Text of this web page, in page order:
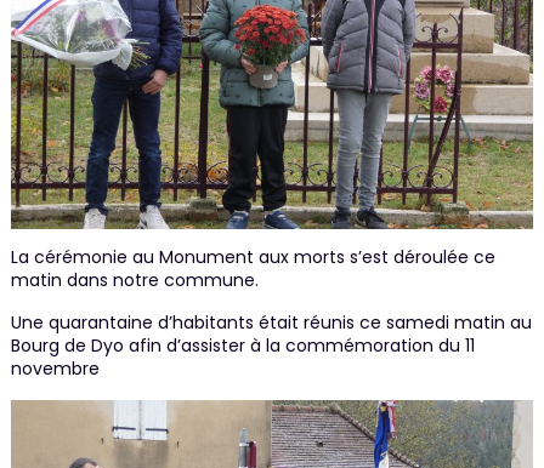
La cérémonie au Monument aux morts s’est déroulée ce
matin dans notre commune.
Une quarantaine d’habitants était réunis ce samedi matin au
Bourg de Dyo afin d’assister à la commémoration du 11
novembre